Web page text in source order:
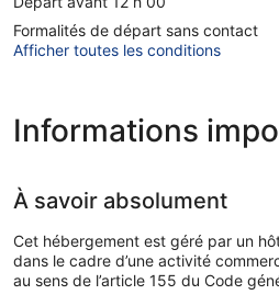
Formalités de départ sans contact
Afficher toutes les conditions
Informations
À savoir absolument
Cet hébergement est géré par un
dans le cadre d’une activité
au sens de l’article 155 du Code